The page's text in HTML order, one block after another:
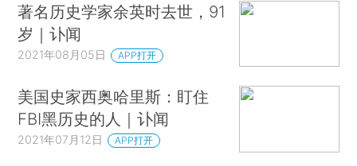
著名历史学家余英时去世，91
岁｜讣闻
2021年08月05日 APP打开
美国史家西奥哈里斯：盯住
FBI黑历史的人｜讣闻
2021年07月12日 APP打开